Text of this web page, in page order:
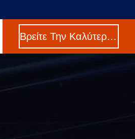
Βρείτε Την Καλύτερη Τιμή